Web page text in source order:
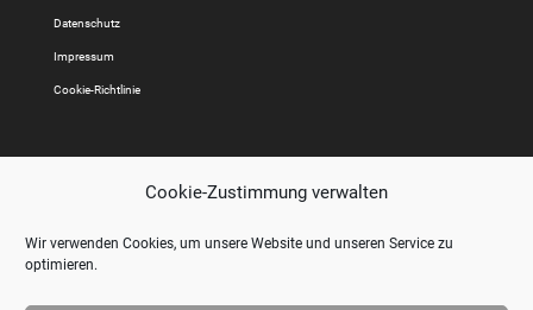
Cookie-Zustimmung verwalten
Wir verwenden Cookies, um unsere Website und unseren Service zu
optimieren.
Datenschutz
Impressum
Cookie-Richtlinie